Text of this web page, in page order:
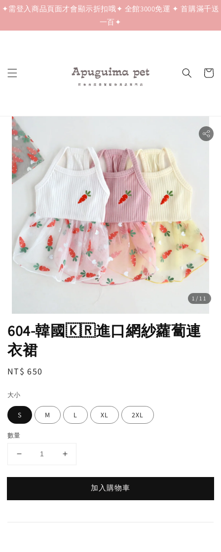
✦需登入商品頁面才會顯示折扣哦✦ 全館3000免運 ✦ 首購滿千送
一百✦
1 /11
604-韓國🇰🇷進口網紗蘿蔔連
衣裙
Regular
NT$ 650
大小
S M L XL 2XL
數量
加入購物車